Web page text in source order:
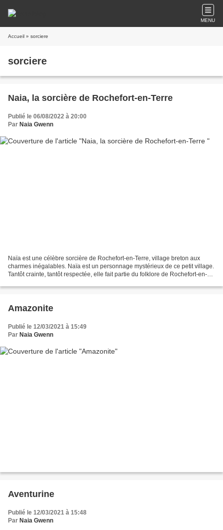
MENU
Accueil » sorciere
sorciere
Naia, la sorcière de Rochefort-en-Terre
Publié le 06/08/2022 à 20:00
Par Naia Gwenn
Naïa est une célèbre sorcière de Rochefort-en-Terre, village breton aux
charmes inégalables. Naïa est un personnage mystérieux de ce petit village.
Tantôt crainte, tantôt respectée, elle fait partie du folklore de Rochefort-en-
Amazonite
Publié le 12/03/2021 à 15:49
Par Naia Gwenn
Aventurine
Publié le 12/03/2021 à 15:48
Par Naia Gwenn